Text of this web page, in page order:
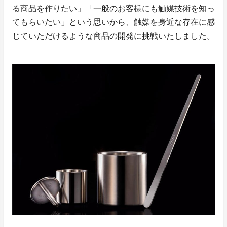
る商品を作りたい」「一般のお客様にも触媒技術を知っ
てもらいたい」という思いから、触媒を身近な存在に感
じていただけるような商品の開発に挑戦いたしました。